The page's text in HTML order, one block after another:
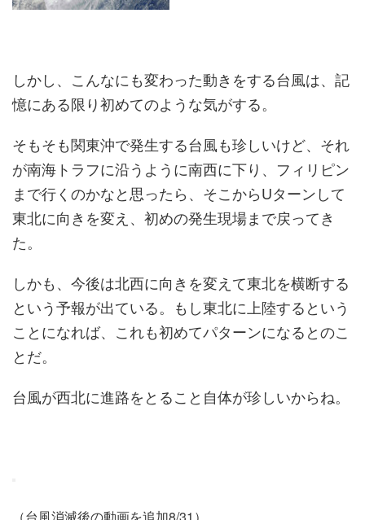
しかし、こんなにも変わった動きをする台風は、記
憶にある限り初めてのような気がする。
そもそも関東沖で発生する台風も珍しいけど、それ
が南海トラフに沿うように南西に下り、フィリピン
まで行くのかなと思ったら、そこからUターンして
東北に向きを変え、初めの発生現場まで戻ってき
た。
しかも、今後は北西に向きを変えて東北を横断する
という予報が出ている。もし東北に上陸するという
ことになれば、これも初めてパターンになるとのこ
とだ。
台風が西北に進路をとること自体が珍しいからね。